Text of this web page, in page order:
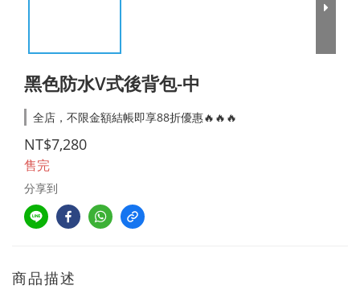
黑色防水V式後背包-中
全店，不限金額結帳即享88折優惠🔥🔥🔥
NT$7,280
售完
分享到
商品描述